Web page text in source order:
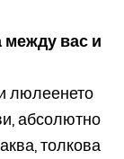
между вас и
люлеенето
абсолютно
толкова